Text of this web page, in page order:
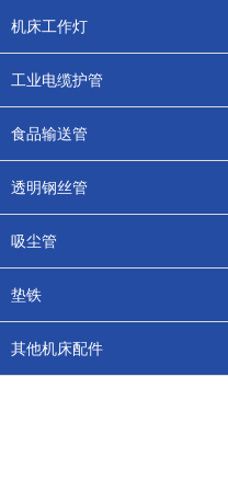
机床工作灯
工业电缆护管
食品输送管
透明钢丝管
吸尘管
垫铁
其他机床配件